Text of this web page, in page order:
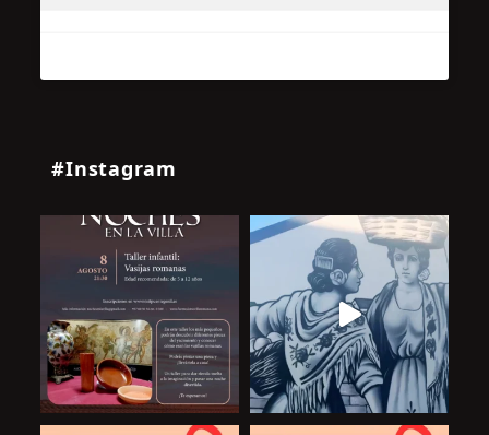
#Instagram